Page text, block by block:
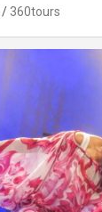
360tours